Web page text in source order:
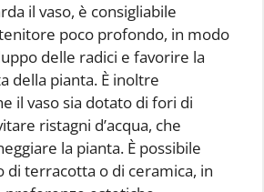
il vaso, è consigliabile
poco profondo, in modo
delle radici e favorire la
della pianta. È inoltre
il vaso sia dotato di fori di
ristagni d’acqua, che
la pianta. È possibile
di terracotta o di ceramica, in